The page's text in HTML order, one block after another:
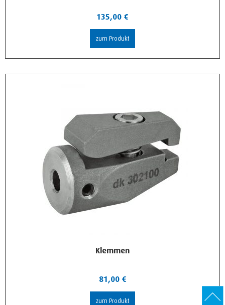
135,00 €
zum Produkt
Klemmen
81,00 €
zum Produkt